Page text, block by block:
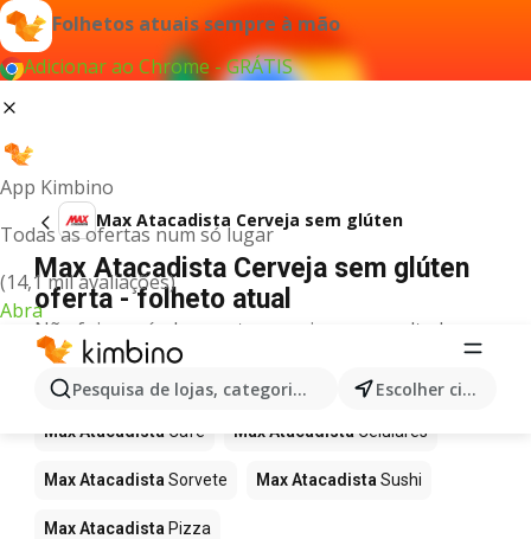
Folhetos atuais sempre à mão
Adicionar ao Chrome - GRÁTIS
App Kimbino
Todas as ofertas num só lugar
(14,1 mil avaliações)
Abra
Pesquisa de lojas, categorias,produtos... Escolher cidade
Max Atacadista Cerveja sem glúten
Max Atacadista Cerveja sem glúten
oferta - folheto atual
Não foi possível encontrar quaisquer resultados
para este termo.
Mais produtos em Max Atacadista
Max Atacadista Café Max Atacadista Celulares
Max Atacadista Sorvete Max Atacadista Sushi
Max Atacadista Pizza